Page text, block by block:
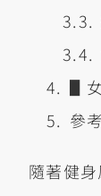
▋
參
隨著健